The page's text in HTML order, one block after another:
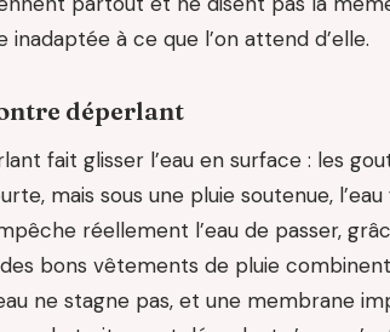
inadaptée à ce que l’on attend d’elle.
déperlant
fait glisser l’eau en surface : les
mais sous une pluie soutenue,
réellement l’eau de passer,
bons vêtements de pluie
ne stagne pas, et une membrane